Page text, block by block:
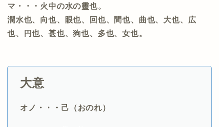
マ・・・火中の水の靈也。
潤水也、向也、眼也、回也、間也、曲也、大也、広
也、円也、甚也、狗也、多也、女也。
大意
オノ・・・己（おのれ）